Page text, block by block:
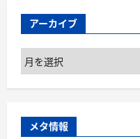
アーカイブ
ア
ー
カ
ブ
メタ情報